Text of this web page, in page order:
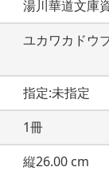
湯川華道文庫
ユカワカドウ
指定:未指定
1冊
縦26.00 cm